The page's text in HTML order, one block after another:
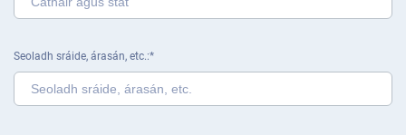
Seoladh sráide, árasán, etc.